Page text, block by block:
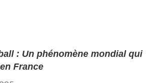
: Un phénomène mondial qui
France